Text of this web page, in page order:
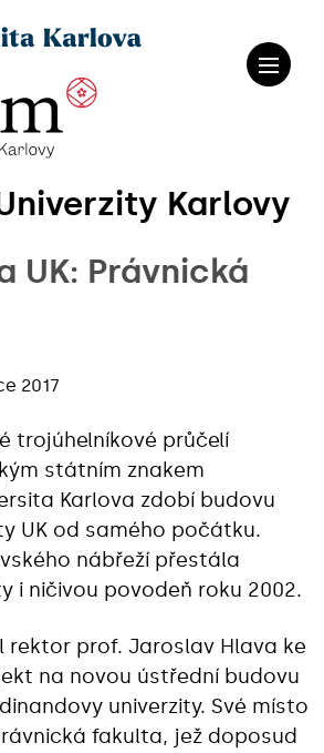
Karlovy
UK: Právnická
2017
trojúhelníkové průčelí
státním znakem
Karlova zdobí budovu
UK od samého počátku.
nábřeží přestála
i ničivou povodeň roku 2002.
rektor prof. Jaroslav Hlava ke
na novou ústřední budovu
univerzity. Své místo
fakulta, jež doposud